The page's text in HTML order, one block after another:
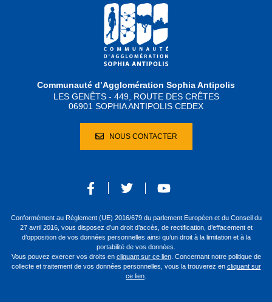
Communauté d’Agglomération Sophia Antipolis
LES GENÊTS - 449, ROUTE DES CRÊTES
06901 SOPHIA ANTIPOLIS CEDEX
NOUS CONTACTER
Conformément au Règlement (UE) 2016/679 du parlement Européen et du Conseil du
27 avril 2016, vous disposez d’un droit d’accès, de rectification, d’effacement et
d’opposition de vos données personnelles ainsi qu’un droit à la limitation et à la
portabilité de vos données.
Vous pouvez exercer vos droits en cliquant sur ce lien. Concernant notre politique de
collecte et traitement de vos données personnelles, vous la trouverez en cliquant sur
ce lien